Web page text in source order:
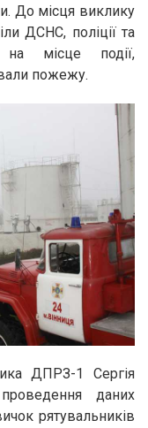
До місця виклику
ДСНС, поліції та
місце події,
пожежу.
ДПРЗ-1 Сергія
даних
рятувальників